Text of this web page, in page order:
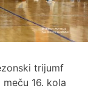
trijumf
16. kola